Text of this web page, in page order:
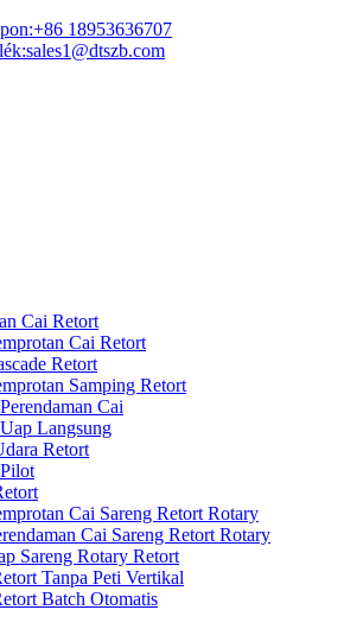
+86 18953636707
sales1@dtszb.com
Cai Retort
Cai Retort
Retort
Samping Retort
Cai
Langsung
Retort
Cai Sareng Retort Rotary
Cai Sareng Retort Rotary
Sareng Rotary Retort
Tanpa Peti Vertikal
Batch Otomatis